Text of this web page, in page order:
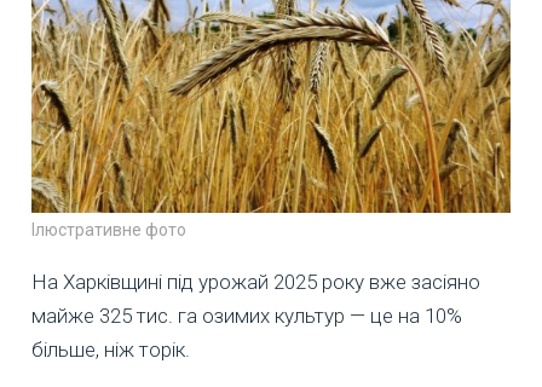
Ілюстративне фото
На Харківщині під урожай 2025 року вже засіяно
майже 325 тис. га озимих культур — це на 10%
більше, ніж торік.